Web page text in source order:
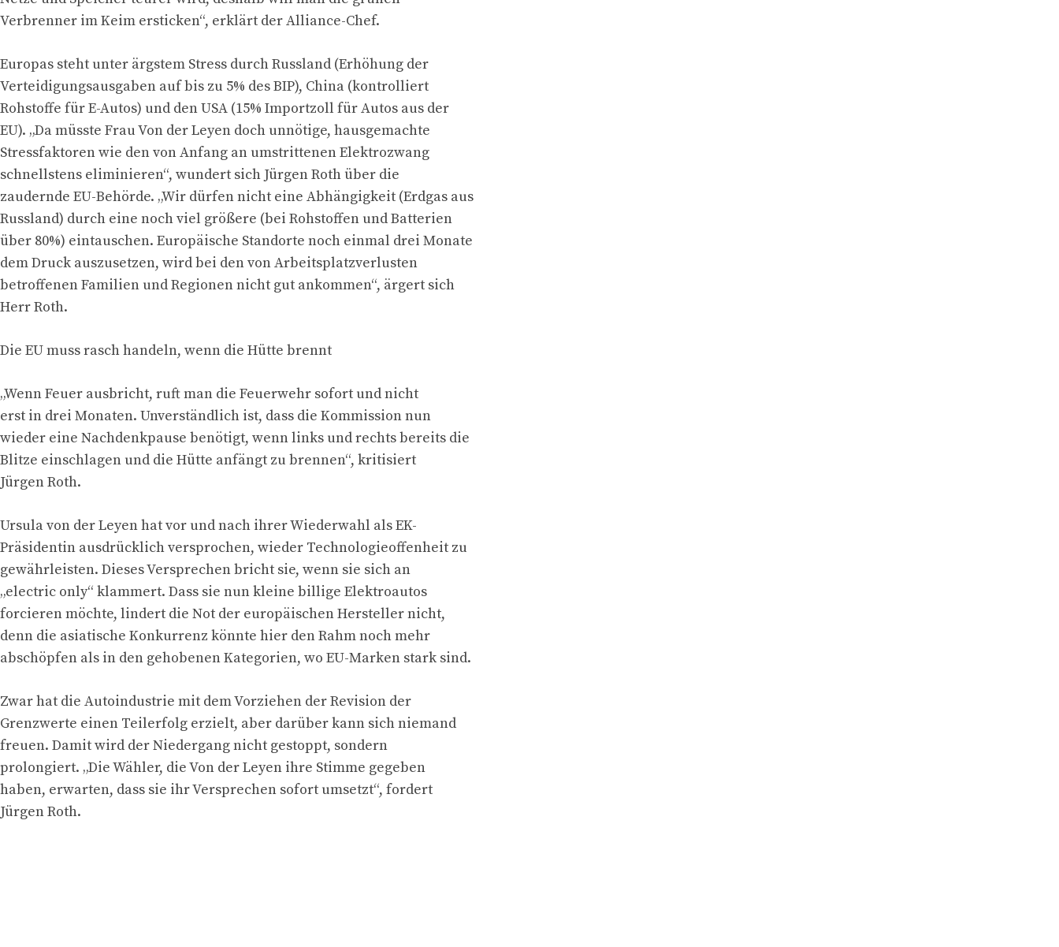
Verbrenner im Keim ersticken“, erklärt der Alliance-Chef.
Europas steht unter ärgstem Stress durch Russland (Erhöhung der
Verteidigungsausgaben auf bis zu 5% des BIP), China (kontrolliert
Rohstoffe für E-Autos) und den USA (15% Importzoll für Autos aus der
EU). „Da müsste Frau Von der Leyen doch unnötige, hausgemachte
Stressfaktoren wie den von Anfang an umstrittenen Elektrozwang
schnellstens eliminieren“, wundert sich Jürgen Roth über die
zaudernde EU-Behörde. „Wir dürfen nicht eine Abhängigkeit (Erdgas aus
Russland) durch eine noch viel größere (bei Rohstoffen und Batterien
über 80%) eintauschen. Europäische Standorte noch einmal drei Monate
dem Druck auszusetzen, wird bei den von Arbeitsplatzverlusten
betroffenen Familien und Regionen nicht gut ankommen“, ärgert sich
Herr Roth.
Die EU muss rasch handeln, wenn die Hütte brennt
„Wenn Feuer ausbricht, ruft man die Feuerwehr sofort und nicht
erst in drei Monaten. Unverständlich ist, dass die Kommission nun
wieder eine Nachdenkpause benötigt, wenn links und rechts bereits die
Blitze einschlagen und die Hütte anfängt zu brennen“, kritisiert
Jürgen Roth.
Ursula von der Leyen hat vor und nach ihrer Wiederwahl als EK-
Präsidentin ausdrücklich versprochen, wieder Technologieoffenheit zu
gewährleisten. Dieses Versprechen bricht sie, wenn sie sich an
„electric only“ klammert. Dass sie nun kleine billige Elektroautos
forcieren möchte, lindert die Not der europäischen Hersteller nicht,
denn die asiatische Konkurrenz könnte hier den Rahm noch mehr
abschöpfen als in den gehobenen Kategorien, wo EU-Marken stark sind.
Zwar hat die Autoindustrie mit dem Vorziehen der Revision der
Grenzwerte einen Teilerfolg erzielt, aber darüber kann sich niemand
freuen. Damit wird der Niedergang nicht gestoppt, sondern
prolongiert. „Die Wähler, die Von der Leyen ihre Stimme gegeben
haben, erwarten, dass sie ihr Versprechen sofort umsetzt“, fordert
Jürgen Roth.